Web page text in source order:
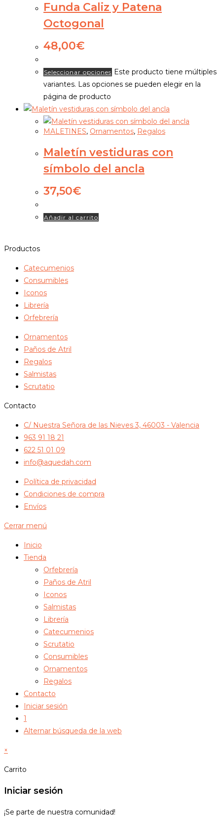
Funda Caliz y Patena
Octogonal
48,00€
Seleccionar opciones Este producto tiene múltiples
variantes. Las opciones se pueden elegir en la
página de producto
MALETINES, Ornamentos, Regalos
Maletín vestiduras con
símbolo del ancla
37,50€
Añadir al carrito
Productos
Catecumenios
Consumibles
Iconos
Librería
Orfebrería
Ornamentos
Paños de Atril
Regalos
Salmistas
Scrutatio
Contacto
C/ Nuestra Señora de las Nieves 3, 46003 - Valencia
963 91 18 21
622 51 01 09
info@aquedah.com
Política de privacidad
Condiciones de compra
Envíos
Cerrar menú
Inicio
Tienda
Orfebrería
Paños de Atril
Iconos
Salmistas
Librería
Catecumenios
Scrutatio
Consumibles
Ornamentos
Regalos
Contacto
Iniciar sesión
1
Alternar búsqueda de la web
×
Carrito
Iniciar sesión
¡Se parte de nuestra comunidad!